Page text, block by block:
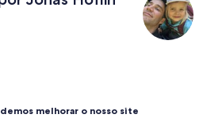
melhorar o nosso site